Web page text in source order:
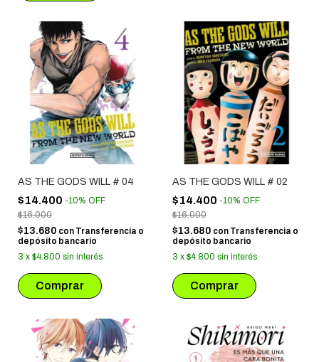
AS THE GODS WILL # 04
$14.400 -10% OFF
$16.000
$13.680 con Transferencia o
depósito bancario
3 x $4.800 sin interés
AS THE GODS WILL # 02
$14.400 -10% OFF
$16.000
$13.680 con Transferencia o
depósito bancario
3 x $4.800 sin interés